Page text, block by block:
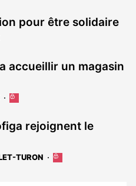
pour être solidaire
accueillir un magasin
Cet
réservé
abonnés
rejoignent le
TURON
Cet